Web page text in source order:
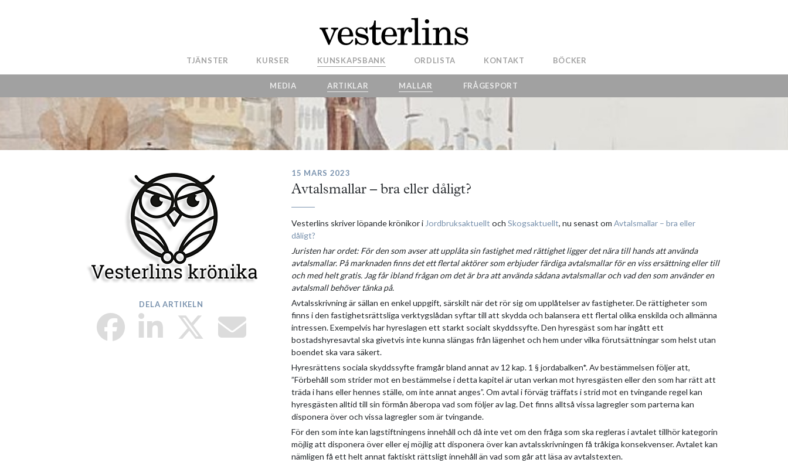
TJÄNSTER KURSER KUNSKAPSBANK ORDLISTA KONTAKT BÖCKER
MEDIA ARTIKLAR MALLAR FRÅGESPORT
DELA ARTIKELN
15 MARS 2023
Avtalsmallar – bra eller dåligt?
Vesterlins skriver löpande krönikor i Jordbruksaktuellt och Skogsaktuellt, nu senast om Avtalsmallar – bra eller
dåligt?
Juristen har ordet: För den som avser att upplåta sin fastighet med rättighet ligger det nära till hands att använda
avtalsmallar. På marknaden finns det ett flertal aktörer som erbjuder färdiga avtalsmallar för en viss ersättning eller till
och med helt gratis. Jag får ibland frågan om det är bra att använda sådana avtalsmallar och vad den som använder en
avtalsmall behöver tänka på.
Avtalsskrivning är sällan en enkel uppgift, särskilt när det rör sig om upplåtelser av fastigheter. De rättigheter som
finns i den fastighetsrättsliga verktygslådan syftar till att skydda och balansera ett flertal olika enskilda och allmänna
intressen. Exempelvis har hyreslagen ett starkt socialt skyddssyfte. Den hyresgäst som har ingått ett
bostadshyresavtal ska givetvis inte kunna slängas från lägenhet och hem under vilka förutsättningar som helst utan
boendet ska vara säkert.
Hyresrättens sociala skyddssyfte framgår bland annat av 12 kap. 1 § jordabalken*. Av bestämmelsen följer att,
”Förbehåll som strider mot en bestämmelse i detta kapitel är utan verkan mot hyresgästen eller den som har rätt att
träda i hans eller hennes ställe, om inte annat anges”. Om avtal i förväg träffats i strid mot en tvingande regel kan
hyresgästen alltid till sin förmån åberopa vad som följer av lag. Det finns alltså vissa lagregler som parterna kan
disponera över och vissa lagregler som är tvingande.
För den som inte kan lagstiftningens innehåll och då inte vet om den fråga som ska regleras i avtalet tillhör kategorin
möjlig att disponera över eller ej möjlig att disponera över kan avtalsskrivningen få tråkiga konsekvenser. Avtalet kan
nämligen få ett helt annat faktiskt rättsligt innehåll än vad som går att läsa av avtalstexten.